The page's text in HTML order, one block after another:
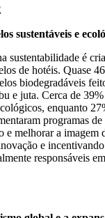
sustentáveis ​​e
sustentabilidade é
de hotéis. Quase
biodegradáveis
e juta. Cerca de
enquanto
programas de
e melhorar a imagem
e
responsáveis